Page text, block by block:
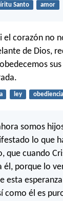
Santo amor
el corazón no
de Dios,
ley obediencia
somos
lo que
que cuando
él, porque lo
esta
como él es